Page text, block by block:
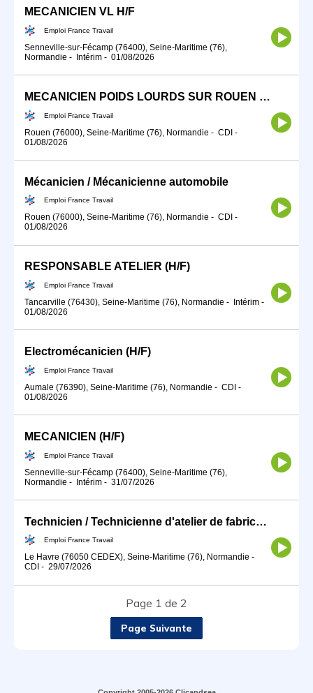
MECANICIEN VL H/F
Emploi France Travail
Senneville-sur-Fécamp (76400), Seine-Maritime (76),
Normandie - Intérim - 01/08/2026
MECANICIEN POIDS LOURDS SUR ROUEN (76)#TDFE2026 (H/F)
Emploi France Travail
Rouen (76000), Seine-Maritime (76), Normandie - CDI -
01/08/2026
Mécanicien / Mécanicienne automobile
Emploi France Travail
Rouen (76000), Seine-Maritime (76), Normandie - CDI -
01/08/2026
RESPONSABLE ATELIER (H/F)
Emploi France Travail
Tancarville (76430), Seine-Maritime (76), Normandie - Intérim -
01/08/2026
Electromécanicien (H/F)
Emploi France Travail
Aumale (76390), Seine-Maritime (76), Normandie - CDI -
01/08/2026
MECANICIEN (H/F)
Emploi France Travail
Senneville-sur-Fécamp (76400), Seine-Maritime (76),
Normandie - Intérim - 31/07/2026
Technicien / Technicienne d'atelier de fabrication de la construc (H/F)
Emploi France Travail
Le Havre (76050 CEDEX), Seine-Maritime (76), Normandie -
CDI - 29/07/2026
Page 1 de 2
Page Suivante